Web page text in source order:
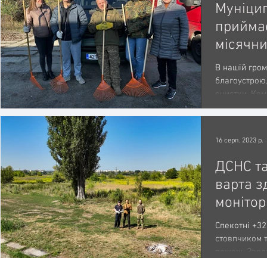
В нашій
очистки.
проводяться
ДСНС
варта
Спекотні
стовпчиком
пожеж.
16 серп. 2023 р.